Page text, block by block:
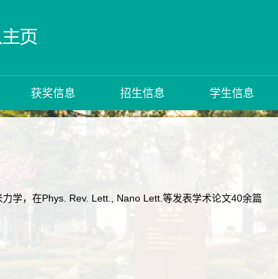
获奖信息 招生信息 学生信息
学，在Phys. Rev. Lett., Nano Lett.等发表学术论文40余篇